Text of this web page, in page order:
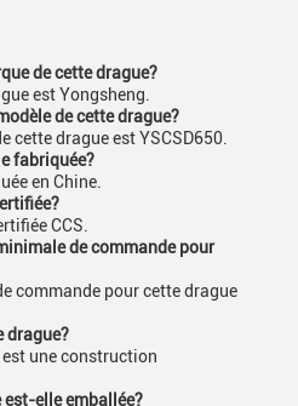
de cette drague?
est Yongsheng.
de cette drague?
cette drague est YSCSD650.
fabriquée?
en Chine.
CCS.
de commande pour
commande pour cette drague
drague?
est une construction
est-elle emballée?